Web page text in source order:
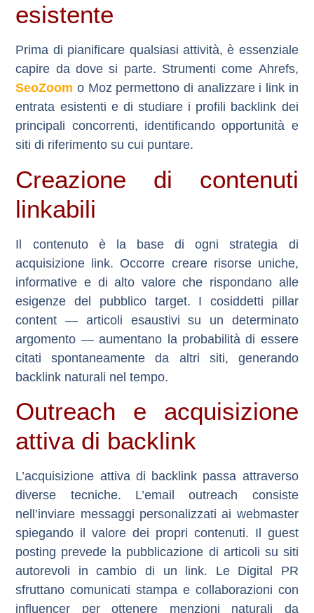
esistente
Prima di pianificare qualsiasi attività, è essenziale
capire da dove si parte. Strumenti come Ahrefs,
SeoZoom o Moz permettono di analizzare i link in
entrata esistenti e di studiare i profili backlink dei
principali concorrenti, identificando opportunità e
siti di riferimento su cui puntare.
Creazione di contenuti
linkabili
Il contenuto è la base di ogni strategia di
acquisizione link. Occorre creare risorse uniche,
informative e di alto valore che rispondano alle
esigenze del pubblico target. I cosiddetti pillar
content — articoli esaustivi su un determinato
argomento — aumentano la probabilità di essere
citati spontaneamente da altri siti, generando
backlink naturali nel tempo.
Outreach e acquisizione
attiva di backlink
L’acquisizione attiva di backlink passa attraverso
diverse tecniche. L’email outreach consiste
nell’inviare messaggi personalizzati ai webmaster
spiegando il valore dei propri contenuti. Il guest
posting prevede la pubblicazione di articoli su siti
autorevoli in cambio di un link. Le Digital PR
sfruttano comunicati stampa e collaborazioni con
influencer per ottenere menzioni naturali da